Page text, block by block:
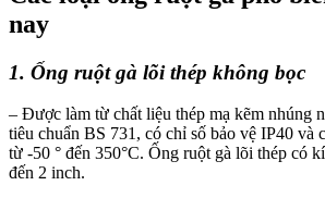
nay
1. Ống ruột gà lõi thép không bọc
– Được làm từ chất liệu thép mạ kẽm nhúng
tiêu chuẩn BS 731, có chỉ số bảo vệ IP40 và
từ -50 ° đến 350°C. Ống ruột gà lõi thép có
đến 2 inch.